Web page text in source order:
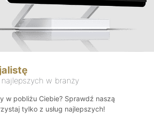
w branży
w pobliżu Ciebie? Sprawdź naszą
tylko z usług najlepszych!